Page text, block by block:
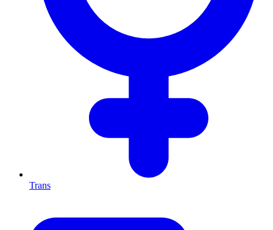
Trans